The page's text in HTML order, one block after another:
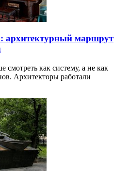
архитектурный маршрут
как систему, а не как
Архитекторы работали